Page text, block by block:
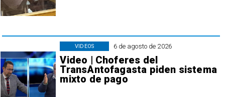
6 de agosto de 2026
Video | Choferes del
TransAntofagasta piden sistema
mixto de pago
VIDEOS